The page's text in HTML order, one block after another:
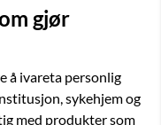
gjør
å ivareta personlig
sykehjem og
med produkter som